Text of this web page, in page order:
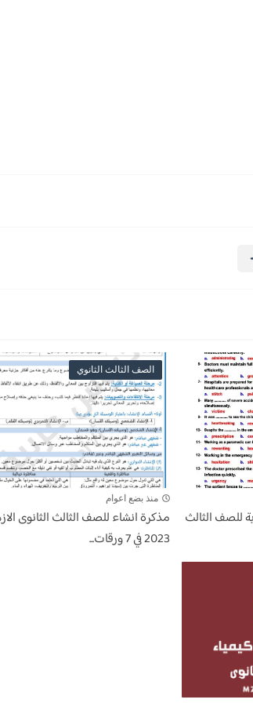
للصف الثالث
الصف الثالث الثانوي
منذ بضع اعوام
مذكرة انشاء للصف الثالث الثانوى
2023 في 7 ورقات...